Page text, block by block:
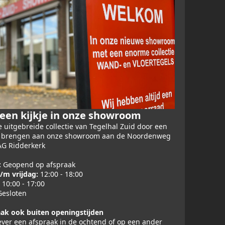
kijkje in onze showroom
uitgebreide collectie van Tegelhal Zuid door een
aan onze showroom aan de Noordenweg
Ridderkerk
Geopend op afspraak
m vrijdag: 12:00 - 18:00
10:00 - 17:00
ook buiten openingstijden
een afspraak in de ochtend of op een ander